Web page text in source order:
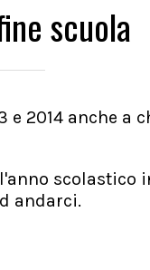
scuola
2014 anche a
scolastico
andarci.